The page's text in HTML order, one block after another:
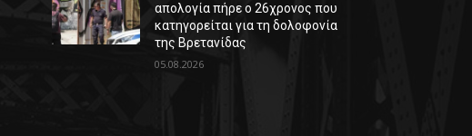
απολογία πήρε ο 26χρονος που
κατηγορείται για τη δολοφονία
της Βρετανίδας
05.08.2026